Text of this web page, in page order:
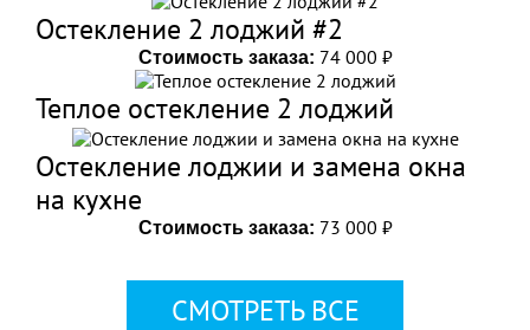
Остекление 2 лоджий #2
Стоимость заказа: 74 000 ₽
Теплое остекление 2 лоджий
Остекление лоджии и замена окна
на кухне
Стоимость заказа: 73 000 ₽
СМОТРЕТЬ ВСЕ